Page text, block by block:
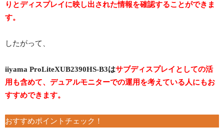
りとディスプレイに映し出された情報を確認することができま
す。
したがって、
iiyama ProLiteXUB2390HS-B3はサブディスプレイとしての活
用も含めて、デュアルモニターでの運用を考えている人にもお
すすめできます。
おすすめポイントチェック！